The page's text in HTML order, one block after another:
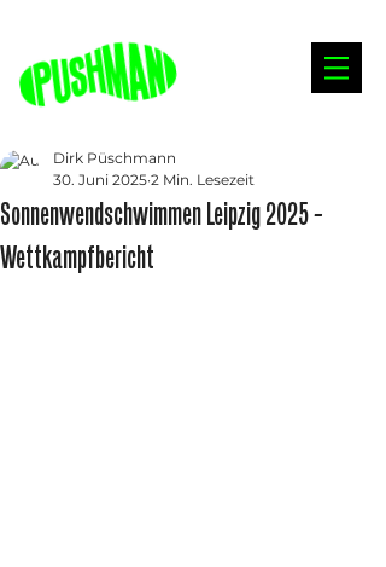
Sonnenwendschwimmen Leipzig 2025 –
Wettkampfbericht
Dirk Püschmann
30. Juni 2025 2 Min. Lesezeit